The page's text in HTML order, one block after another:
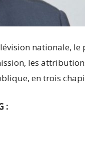
nationale, le
les
en trois
: